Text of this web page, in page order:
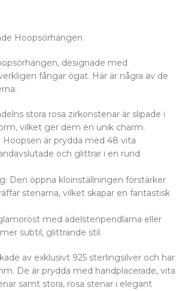
Hoopsörhängen
designade med
fångar ögat. Här är några av de
stora rosa zirkonstenar är slipade i
vilket ger dem en unik charm.
Hoopsen är prydda med 48 vita
och glittrar i en rund
Den öppna kloinställningen förstärker
stenarna, vilket skapar en fantastisk
med ädelstenpendlarna eller
subtil, glittrande stil.
av exklusivt 925 sterlingsilver och har
De är prydda med handplacerade, vita
samt stora, rosa stenar i elegant